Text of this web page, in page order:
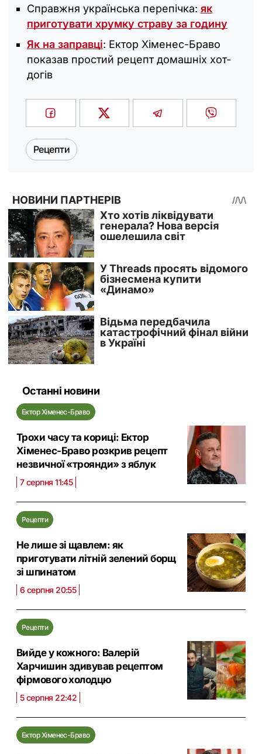
Справжня українська перепічка: як
приготувати хрумку страву за годину
Як на заправці: Ектор Хіменес-Браво
показав простий рецепт домашніх хот-
догів
Рецепти
Останні новини
Ектор Хіменес-Браво
Трохи часу та кориці: Ектор
Хіменес-Браво розкрив рецепт
незвичної «троянди» з яблук
7 серпня 11:45
Рецепти
Не лише зі щавлем: як
приготувати літній зелений борщ
зі шпинатом
6 серпня 20:55
Рецепти
Вийде у кожного: Валерій
Харчишин здивував рецептом
фірмового холодцю
5 серпня 22:42
Ектор Хіменес-Браво